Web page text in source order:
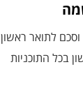
לתואר ראשון
בכל התוכניות